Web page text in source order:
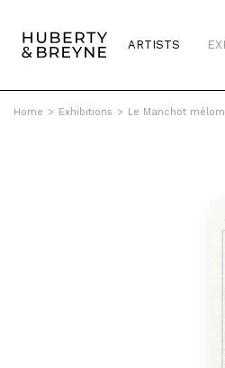
ARTISTS
Home > Exhibitions > Le Manchot